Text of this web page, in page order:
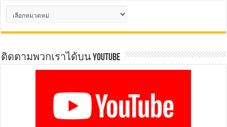
Category
ติดตามพวกเราได้บน YOUTUBE